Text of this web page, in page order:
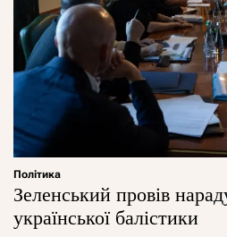
Політика
Зеленський провів
української балістики